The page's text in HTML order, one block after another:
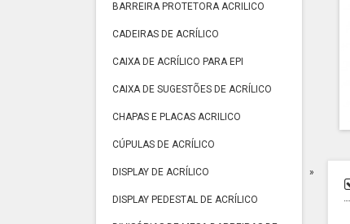
BARREIRA PROTETORA ACRILICO
CADEIRAS DE ACRÍLICO
CAIXA DE ACRÍLICO PARA EPI
CAIXA DE SUGESTÕES DE ACRÍLICO
CHAPAS E PLACAS ACRILICO
CÚPULAS DE ACRÍLICO
DISPLAY DE ACRÍLICO
DISPLAY PEDESTAL DE ACRÍLICO